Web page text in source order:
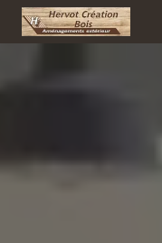
Panneau de gestion des